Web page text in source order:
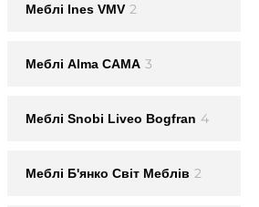
Меблi Ines VMV 2
Меблі Alma CAMA 3
Меблi Snobi Liveo Bogfran 4
Меблi Б'янко Світ Меблів 2